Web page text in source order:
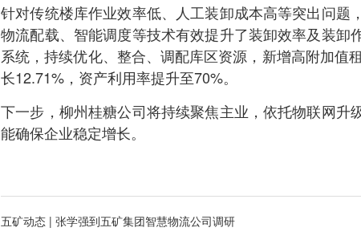
针对传统楼库作业效率低、人工装卸成本高等突出问
物流配载、智能调度等技术有效提升了装卸效率及装
系统，持续优化、整合、调配库区资源，新增高附加值
长12.71%，资产利用率提升至70%。
下一步，柳州桂糖公司将持续聚焦主业，依托物联网
能确保企业稳定增长。
五矿动态 | 张学强到五矿集团智慧物流公司调研